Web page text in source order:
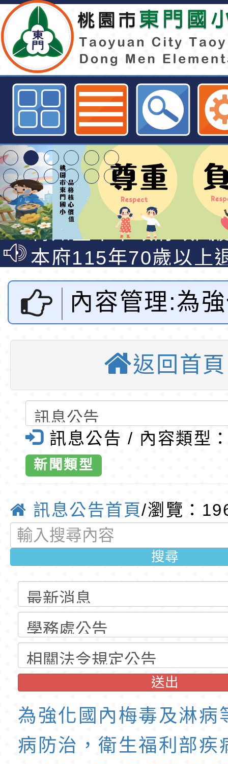
為強化國內梅毒及淋病等性傳染病
部疾病管制署自今年7月1日起提供
諮詢與梅毒篩檢服務」-桃園市東
特殊教育學生及幼兒
明手冊(修訂版)與學
說明影片
轉知臺中市政府政風
光城市手牽手，綠能
走」動畫影片
本府115年70歲以上
員健康講座「吃得安
心」，請退休同仁踴
清華光罩教學專業論
動時代中的好老師：
教師韌性
轉環境部「淨零綠領
程」
轉農業部桃園區農業
「115年食農教育專
訓練課程」，歡迎已
育專業人員資格者報
錄取公告-桃園市桃
民小學115學年度「
理人員」甄選
東門國小115學年度
梯特教代課教師甄選
公告(尚有缺額)
錄取公告-桃園市桃
民小學115學年度「
班教師助理員」甄選
東門國小115學年度
梯特教代理教師甄選
公告(尚有缺額)
特殊教育學生及幼兒
明手冊(修訂版)與學
說明影片
轉知臺中市政府政風
光城市手牽手，綠能
走」動畫影片
本府115年70歲以上
員健康講座「吃得安
心」，請退休同仁踴
清華光罩教學專業論
動時代中的好老師：
教師韌性
轉環境部「淨零綠領
程」
轉農業部桃園區農業
「115年食農教育專
訓練課程」，歡迎已
育專業人員資格者報
錄取公告-桃園市桃
民小學115學年度「
理人員」甄選
東門國小115學年度
梯特教代課教師甄選
公告(尚有缺額)
錄取公告-桃園市桃
民小學115學年度「
班教師助理員」甄選
東門國小115學年度
梯特教代理教師甄選
公告(尚有缺額)
內容管理:為
梅毒及淋病
病防治，衛
疾病管制署自
1日起提供「
服務」-桃園
小全球資訊網
育
返回首頁
訊息公告 / 內容類型
新聞類型
訊息公告首頁/瀏覽：
搜尋
送出
為強化國內梅毒及淋病
病防治，衛生福利部疾